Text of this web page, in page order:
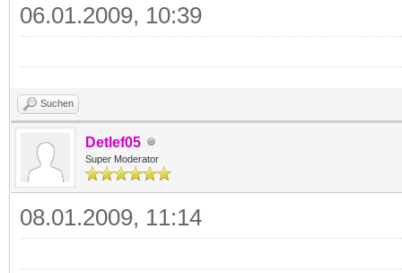
06.01.2009, 10:39
Suchen
Detlef05
Super Moderator
08.01.2009, 11:14